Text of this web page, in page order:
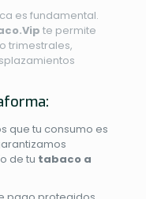
es fundamental.
te permite
trimestrales,
que tu consumo es
de tu tabaco a